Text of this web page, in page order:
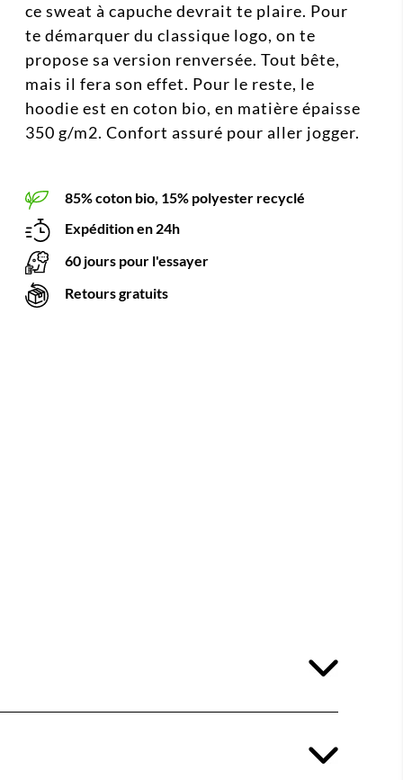
ce sweat à capuche devrait te plaire. Pour
te démarquer du classique logo, on te
propose sa version renversée. Tout bête,
mais il fera son effet. Pour le reste, le
hoodie est en coton bio, en matière épaisse
350 g/m2. Confort assuré pour aller jogger.
85% coton bio, 15% polyester recyclé
Expédition en 24h
60 jours pour l'essayer
Retours gratuits